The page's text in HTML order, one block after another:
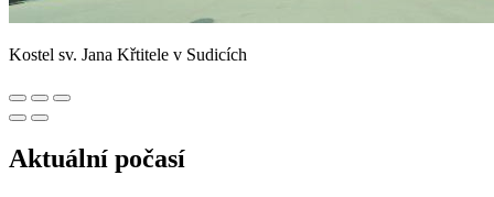
Kostel sv. Jana Křtitele v Sudicích
Aktuální počasí